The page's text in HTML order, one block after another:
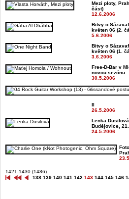
Mezi ploty,
část)
12.6.2006
Bitvy o
květen 06 (2.
5.6.2006
Bitvy o
květen 06 (1.
3.6.2006
Free-D-Bar v
novou sezónu
30.5.2006
II
26.5.2006
Lenka
Budějovice,
24.5.2006
1421-1430 (1486)
138 139 140 141 142 143 144 145 146